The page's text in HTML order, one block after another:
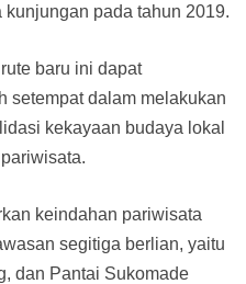
pada tahun 2019.
baru ini dapat
setempat dalam melakukan
kekayaan budaya lokal
keindahan pariwisata
segitiga berlian, yaitu
dan Pantai Sukomade